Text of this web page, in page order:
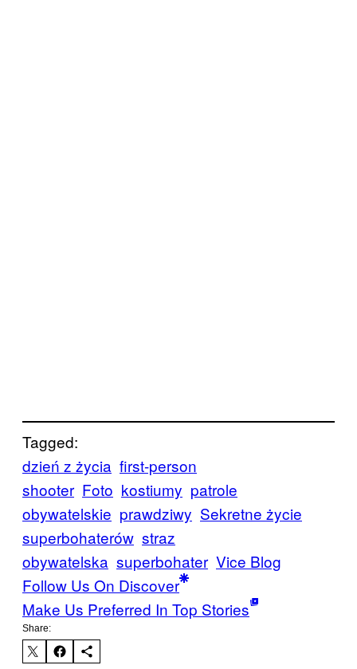
Tagged:
dzień z życia first-person
shooter Foto kostiumy patrole
obywatelskie prawdziwy Sekretne życie
superbohaterów straz
obywatelska superbohater Vice Blog
Follow Us On Discover
Make Us Preferred In Top Stories
Share: